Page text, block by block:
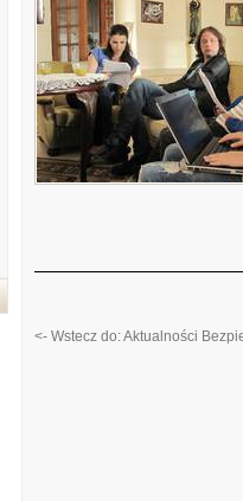
<- Wstecz do: Aktualności